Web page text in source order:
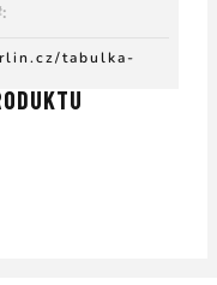
:
tabulka-